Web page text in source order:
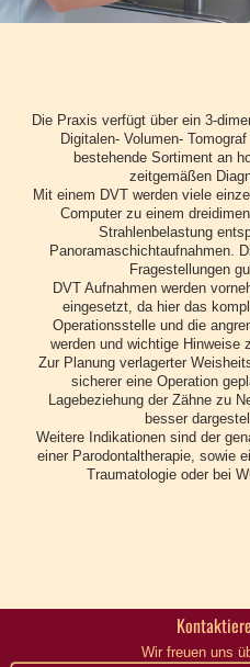
Die Praxis verfügt über ein 3-
Digitalen- Volumen-
bestehende Sortiment an
zeitgemäßen
Mit einem DVT werden viele
Computer zu einem
Strahlenbelastung
Panoramaschichtaufnahmen.
Fragestellungen
DVT Aufnahmen werden
eingesetzt, da hier das
Operationsstelle und die
werden und wichtige Hinweise
Zur Planung verlagerter
sicherer eine Operation
Lagebeziehung der Zähne zu
besser
Weitere Indikationen sind der
einer Parodontaltherapie, sowie
Traumatologie oder bei
Wir freuen uns